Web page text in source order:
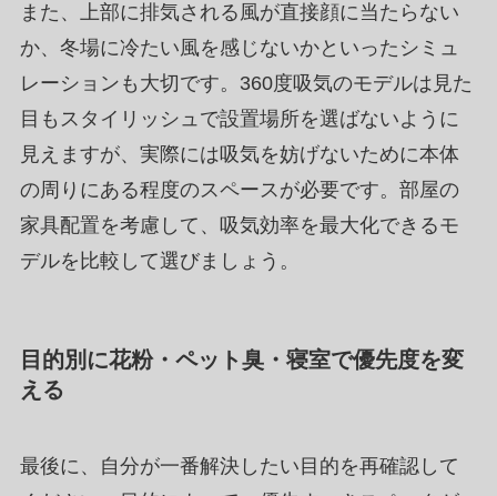
また、上部に排気される風が直接顔に当たらない
か、冬場に冷たい風を感じないかといったシミュ
レーションも大切です。360度吸気のモデルは見た
目もスタイリッシュで設置場所を選ばないように
見えますが、実際には吸気を妨げないために本体
の周りにある程度のスペースが必要です。部屋の
家具配置を考慮して、吸気効率を最大化できるモ
デルを比較して選びましょう。
目的別に花粉・ペット臭・寝室で優先度を変
える
最後に、自分が一番解決したい目的を再確認して